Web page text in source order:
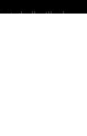
سنعاود الاتصال بك